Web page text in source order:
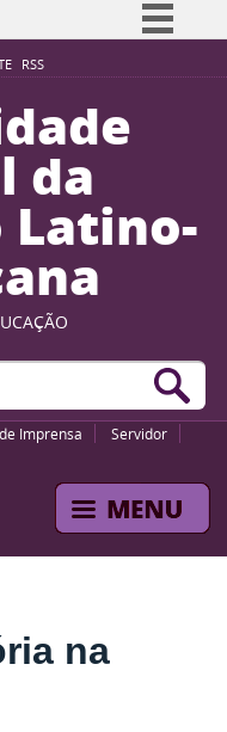
RSS
Simplifique!
Participe
à informação
Legislação
Canais
da
Latino-
Imprensa
Servidor
na